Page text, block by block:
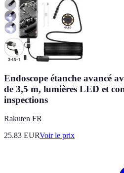
Endoscope étanche avancé
de 3,5 m, lumières LED et
inspections
Rakuten FR
25.83 EURVoir le prix